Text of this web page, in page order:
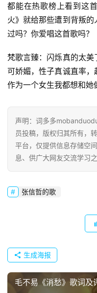
首
好
经
典
歌
都能在热歌榜上看到这
火》就给那些遭到背叛
过吗？你爱唱这首歌吗？
梵歌言臻：闪烁真的太
可娇媚，性子真诚直率，
作为一个女生我都想和她
声明：词多多
员投稿，版权归其所有，
平台，仅提供信息存储空
息、供广大网友交流学习之
张信哲的歌
生成海报
毛不易《消愁》歌词及